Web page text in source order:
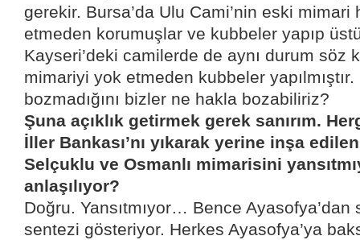
gerekir. Bursa’da Ulu Cami’nin eski mimari
etmeden korumuşlar ve kubbeler yapıp
Kayseri’deki camilerde de aynı durum söz
mimariyi yok etmeden kubbeler yapılmıştır.
bozmadığını bizler ne hakla bozabiliriz?
Şuna açıklık getirmek gerek sanırım.
İller Bankası’nı yıkarak yerine inşa
Selçuklu ve Osmanlı mimarisini
anlaşılıyor?
Doğru. Yansıtmıyor… Bence Ayasofya’dan
sentezi gösteriyor. Herkes Ayasofya’ya